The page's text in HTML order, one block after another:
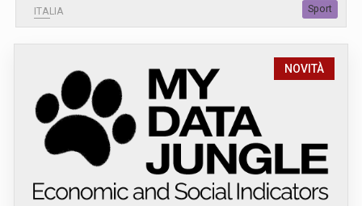
ITALIA Sport
NOVITÀ